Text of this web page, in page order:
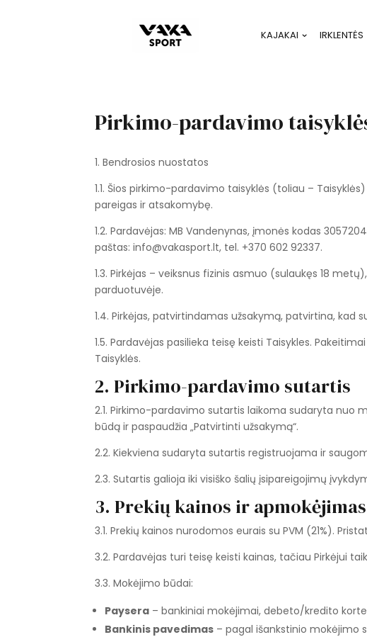
KAJAKAI IRKLENTĖS
Pirkimo-pardavimo
1. Bendrosios nuostatos
1.1. Šios pirkimo-pardavimo taisyklės (toliau –
pareigas ir atsakomybę.
1.2. Pardavėjas: MB Vandenynas, įmonės kodas
paštas: info@vakasport.lt, tel. +370 602 92337.
1.3. Pirkėjas – veiksnus fizinis asmuo (sulaukęs 18
parduotuvėje.
1.4. Pirkėjas, patvirtindamas užsakymą, patvirtina, kad
1.5. Pardavėjas pasilieka teisę keisti Taisykles.
Taisyklės.
2. Pirkimo-pardavimo sutartis
2.1. Pirkimo-pardavimo sutartis laikoma sudaryta nuo
būdą ir paspaudžia „Patvirtinti užsakymą“.
2.2. Kiekviena sudaryta sutartis registruojama ir
2.3. Sutartis galioja iki visiško šalių įsipareigojimų
3. Prekių kainos ir apmokėjimas
3.1. Prekių kainos nurodomos eurais su PVM (21%).
3.2. Pardavėjas turi teisę keisti kainas, tačiau Pirkėjui
3.3. Mokėjimo būdai:
Paysera – bankiniai mokėjimai, debeto/kredito
Bankinis pavedimas – pagal išankstinio mokėjimo